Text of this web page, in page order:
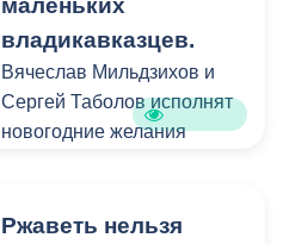
маленьких
владикавказцев.
Вячеслав Мильдзихов и
Сергей Таболов исполнят
новогодние желания
Ржаветь нельзя